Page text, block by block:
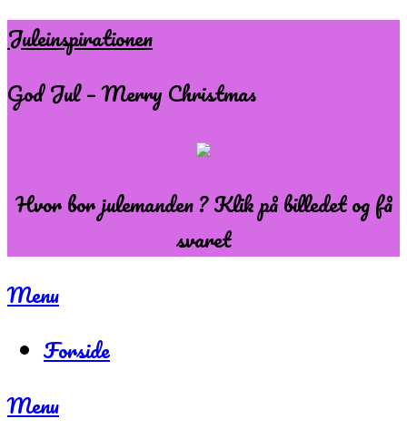
Skip
content
Juleinspirationen
God Jul – Merry Christmas
Hvor bor julemanden ? Klik på billedet og få
svaret
Menu
Forside
Menu